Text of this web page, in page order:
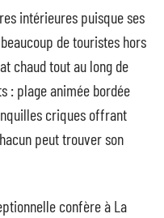
intérieures puisque ses
de touristes hors
chaud tout au long de
: plage animée bordée
criques offrant
peut trouver son
confère à La